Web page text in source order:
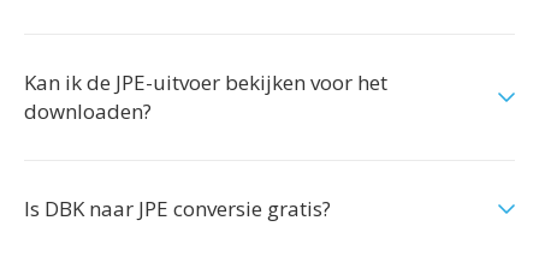
Kan ik de JPE-uitvoer bekijken voor het
downloaden?
Is DBK naar JPE conversie gratis?